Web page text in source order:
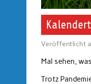
Veröffentlicht
Mal sehen,
Trotz